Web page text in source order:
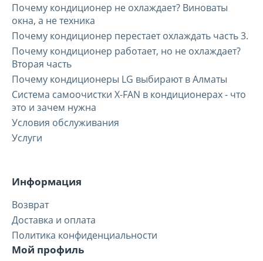
Почему кондиционер не охлаждает? Виноваты
окна, а не техника
Почему кондиционер перестает охлаждать часть 3.
Почему кондиционер работает, но не охлаждает?
Вторая часть
Почему кондиционеры LG выбирают в Алматы
Система самоочистки X-FAN в кондиционерах - что
это и зачем нужна
Условия обслуживания
Услуги
Информация
Возврат
Доставка и оплата
Политика конфиденциальности
Мой профиль